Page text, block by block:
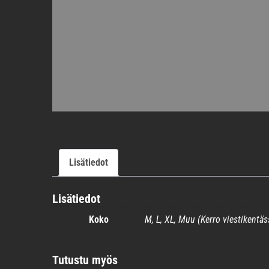
Lisätiedot
Lisätiedot
Koko M, L, XL, Muu (Kerro
Tutustu myös